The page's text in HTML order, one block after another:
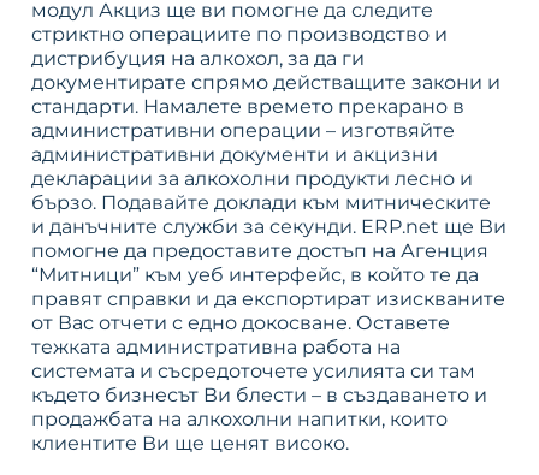
модул Акциз ще ви помогне да следите
стриктно операциите по производство и
дистрибуция на алкохол, за да ги
документирате спрямо действащите закони и
стандарти. Намалете времето прекарано в
административни операции – изготвяйте
административни документи и акцизни
декларации за алкохолни продукти лесно и
бързо. Подавайте доклади към митническите
и данъчните служби за секунди. ERP.net ще Ви
помогне да предоставите достъп на Агенция
“Митници” към уеб интерфейс, в който те да
правят справки и да експортират изискваните
от Вас отчети с едно докосване. Оставете
тежката административна работа на
системата и съсредоточете усилията си там
където бизнесът Ви блести – в създаването и
продажбата на алкохолни напитки, които
клиентите Ви ще ценят високо.